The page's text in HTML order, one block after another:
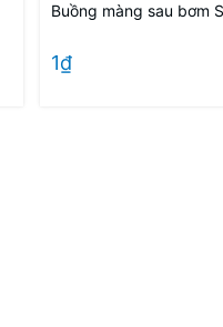
Buồng màng sau bơm
1₫